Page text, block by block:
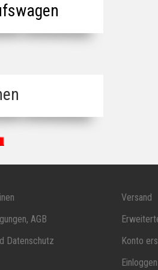
AGB
Datenschutz
Versand
Konto
Einloggen